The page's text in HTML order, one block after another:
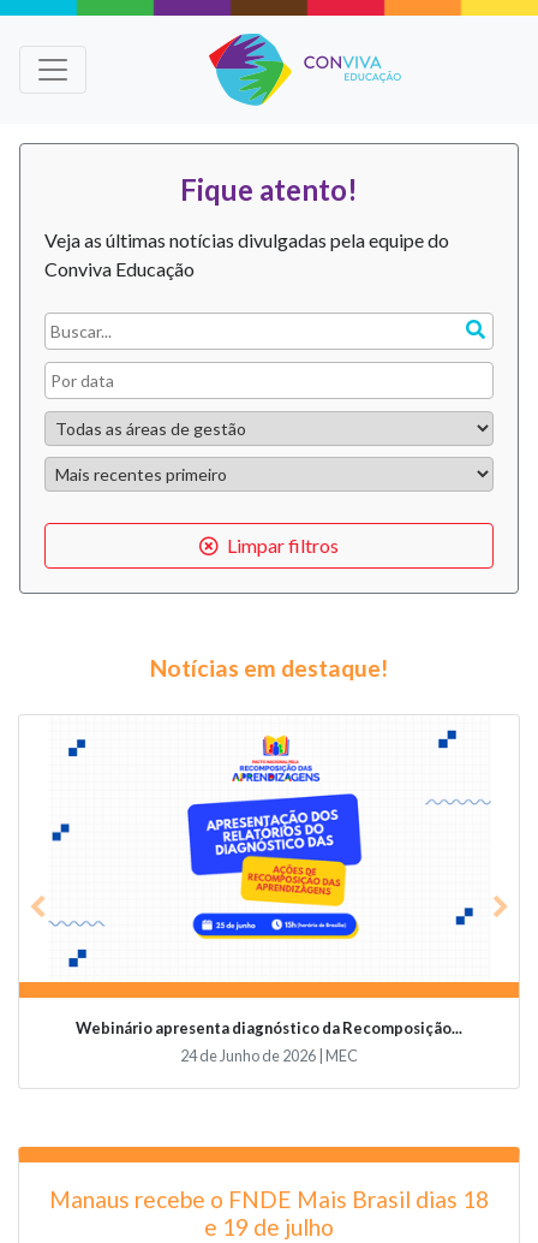
Fique atento!
Veja as últimas notícias divulgadas pela equipe do
Conviva Educação
Limpar filtros
Notícias em destaque!
Webinário apresenta diagnóstico da Recomposição...
24 de Junho de 2026 | MEC
Previous
Manaus recebe o FNDE Mais Brasil dias 18
e 19 de julho